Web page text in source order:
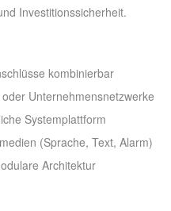
Investitionssicherheit.
kombinierbar
Unternehmensnetzwerke
Systemplattform
(Sprache, Text, Alarm)
Architektur